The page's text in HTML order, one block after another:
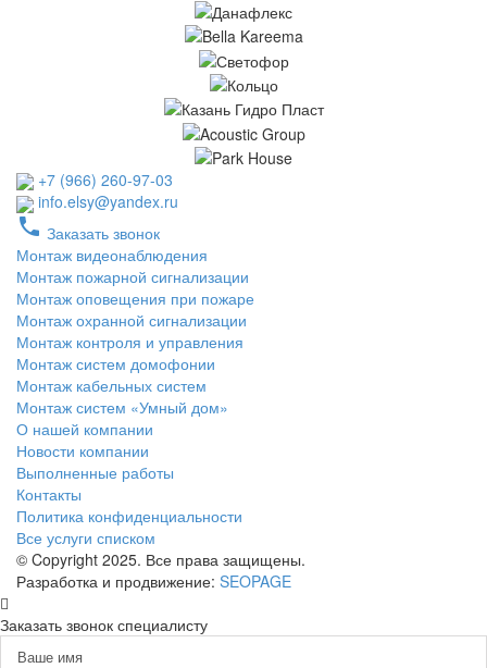
+7 (966) 260-97-03
info.elsy@yandex.ru
phone Заказать звонок
Монтаж видеонаблюдения
Монтаж пожарной сигнализации
Монтаж оповещения при пожаре
Монтаж охранной сигнализации
Монтаж контроля и управления
Монтаж систем домофонии
Монтаж кабельных систем
Монтаж систем «Умный дом»
О нашей компании
Новости компании
Выполненные работы
Контакты
Политика конфиденциальности
Все услуги списком
© Copyright 2025. Все права защищены.
Разработка и продвижение: SEOPAGE
Заказать звонок специалисту